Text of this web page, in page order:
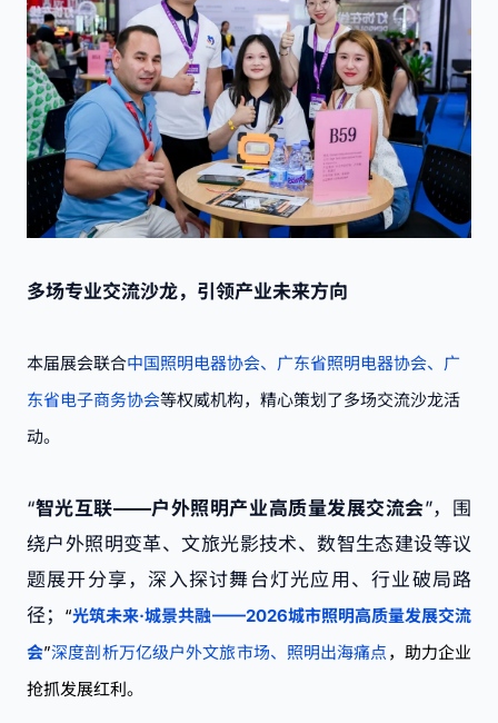
多场专业交流沙龙，引领产业未来方向
本届展会联合中国照明电器协会、广东省照明电器协会、广
东省电子商务协会等权威机构，精心策划了多场交流沙龙活
动。
“智光互联——户外照明产业高质量发展交流会”，围
绕户外照明变革、文旅光影技术、数智生态建设等议
题展开分享，深入探讨舞台灯光应用、行业破局路
径； “光筑未来·城景共融——2026城市照明高质量发展交流
会”深度剖析万亿级户外文旅市场、照明出海痛点 ，助力企业
抢抓发展红利。